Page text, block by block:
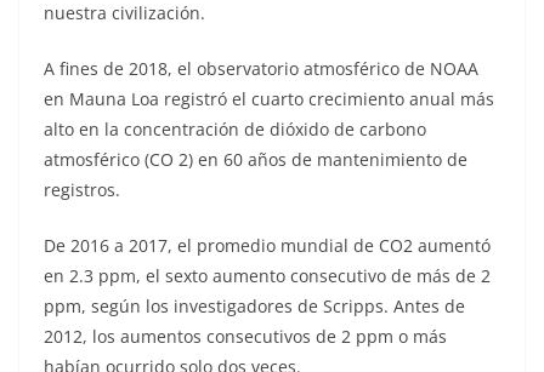
nuestra civilización.
A fines de 2018, el observatorio atmosférico de NOAA
en Mauna Loa registró el cuarto crecimiento anual más
alto en la concentración de dióxido de carbono
atmosférico (CO 2) en 60 años de mantenimiento de
registros.
De 2016 a 2017, el promedio mundial de CO2 aumentó
en 2.3 ppm, el sexto aumento consecutivo de más de 2
ppm, según los investigadores de Scripps. Antes de
2012, los aumentos consecutivos de 2 ppm o más
habían ocurrido solo dos veces.